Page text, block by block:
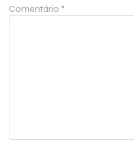
Comentário *